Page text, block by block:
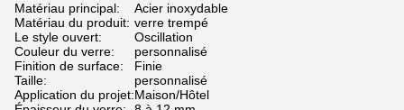
Matériau principal:
Acier inoxydable
Matériau du produit: verre trempé
Le style ouvert:
Oscillation
Couleur du verre:
personnalisé
Finition de surface:
Finie
Taille:
personnalisé
Application du projet:Maison/Hôtel